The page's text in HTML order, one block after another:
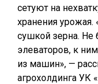
сетуют на
хранения урожая.
сушкой зерна. Не
элеваторов, к
из машин», —
агрохолдинга УК